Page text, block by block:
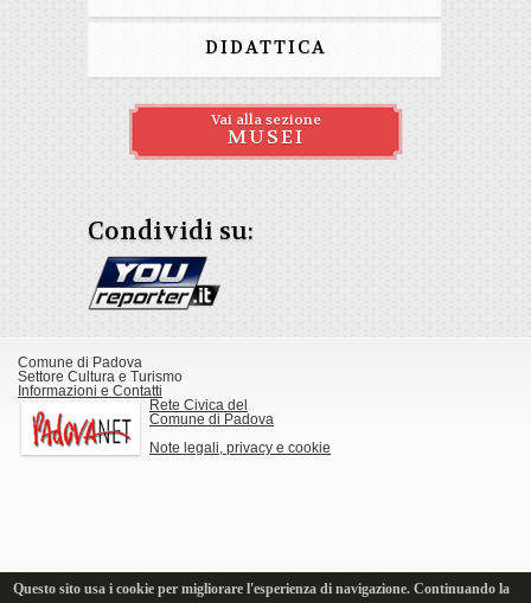
DIDATTICA
Vai alla sezione
MUSEI
Condividi su:
Comune di Padova
Settore Cultura e Turismo
Informazioni e Contatti
Rete Civica del
Comune di Padova
Note legali, privacy e cookie
Questo sito usa i cookie per migliorare l'esperienza di navigazione. Continuando la